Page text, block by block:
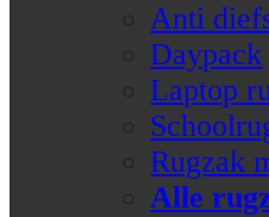
Anti
Daypack
Laptop
Rugzak
Alle